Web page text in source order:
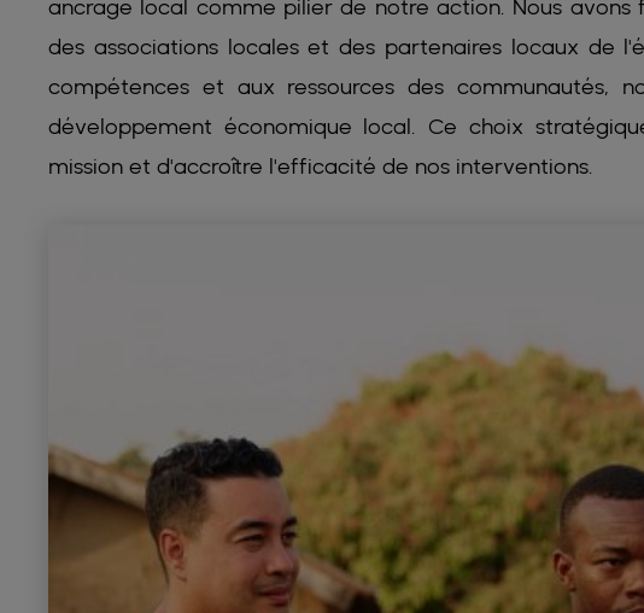
ancrage local comme pilier de notre action. Nous
des associations locales et des partenaires locaux de
compétences et aux ressources des communautés,
développement économique local. Ce choix
mission et d'accroître l'efficacité de nos interventions.